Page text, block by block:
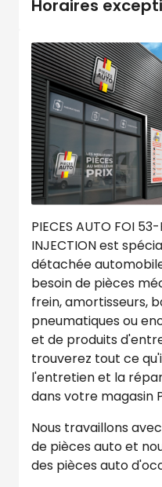
Horaires
PIECES AUTO FOI 53-
INJECTION est
détachée
besoin de pièces
frein, amortisseurs,
pneumatiques ou
et de produits
trouverez tout ce
l'entretien et la
dans votre magasin
Nous travaillons
de pièces auto et
des pièces auto